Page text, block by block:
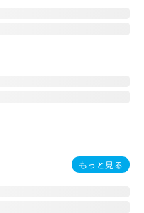
もっと見る